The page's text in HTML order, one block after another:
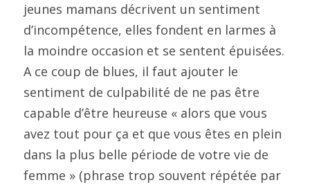
jeunes mamans décrivent un sentiment
d’incompétence, elles fondent en larmes à
la moindre occasion et se sentent épuisées.
A ce coup de blues, il faut ajouter le
sentiment de culpabilité de ne pas être
capable d’être heureuse « alors que vous
avez tout pour ça et que vous êtes en plein
dans la plus belle période de votre vie de
femme » (phrase trop souvent répétée par